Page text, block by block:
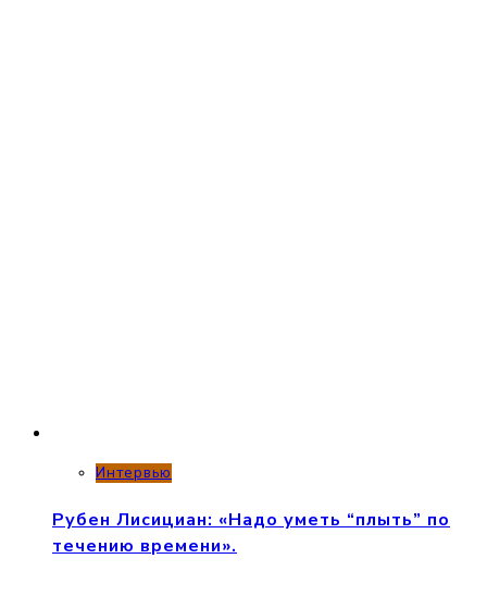
Интервью
Рубен Лисициан: «Надо уметь “плыть” по
течению времени».